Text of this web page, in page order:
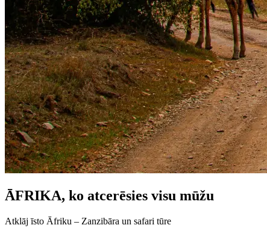
ĀFRIKA, ko atcerēsies visu mūžu
Atklāj īsto Āfriku – Zanzibāra un safari tūre